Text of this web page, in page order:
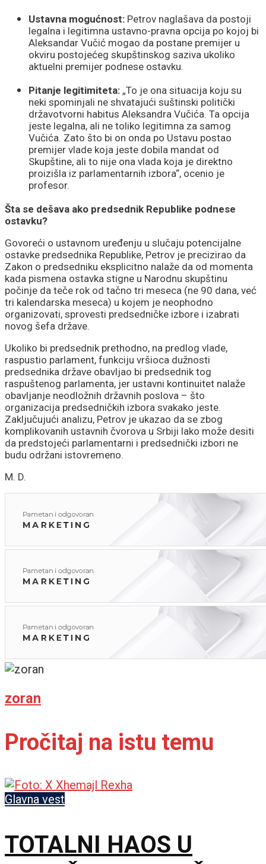
Ustavna mogućnost: Petrov naglašava da postoji
legalna i legitimna ustavno-pravna opcija po kojoj bi
Aleksandar Vučić mogao da postane premijer u
okviru postojećeg skupštinskog saziva ukoliko
aktuelni premijer podnese ostavku.
Pitanje legitimiteta: „To je ona situacija koju su
neki spominjali ne shvatajući suštinski politički
državotvorni habitus Aleksandra Vučića. Ta opcija
jeste legalna, ali ne toliko legitimna za samog
Vučića. Zato što bi on onda po Ustavu postao
premijer vlade koja jeste dobila mandat od
Skupštine, ali to nije ona vlada koja je direktno
proizišla iz parlamentarnih izbora“, ocenio je
profesor.
Šta se dešava ako predsednik Republike podnese
ostavku?
Govoreći o ustavnom uređenju u slučaju potencijalne
ostavke predsednika Republike, Petrov je precizirao da
Zakon o predsedniku eksplicitno nalaže da od momenta
kada pismena ostavka stigne u Narodnu skupštinu
počinje da teče rok od tačno tri meseca (ne 90 dana, već
tri kalendarska meseca) u kojem je neophodno
organizovati, sprovesti predsedničke izbore i izabrati
novog šefa države.
Ukoliko bi predsednik prethodno, na predlog vlade,
raspustio parlament, funkciju vršioca dužnosti
predsednika države obavljao bi predsednik tog
raspuštenog parlamenta, jer ustavni kontinuitet nalaže
obavljanje neodložnih državnih poslova – što
organizacija predsedničkih izbora svakako jeste.
Zaključujući analizu, Petrov je ukazao da se zbog
komplikovanih ustavnih čvorova u Srbiji lako može desiti
da predstojeći parlamentarni i predsednički izbori ne
budu održani istovremeno.
M. D.
zoran
Pročitaj na istu temu
Glavna vest
TOTALNI HAOS U